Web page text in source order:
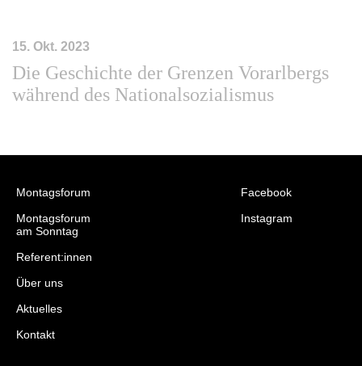
15. Okt. 2023
Die Geschichte der Grenzen Vorarlbergs
während des Nationalsozialismus
Montagsforum
Montagsforum
am Sonntag
Referent:innen
Über uns
Aktuelles
Kontakt
Facebook
Instagram